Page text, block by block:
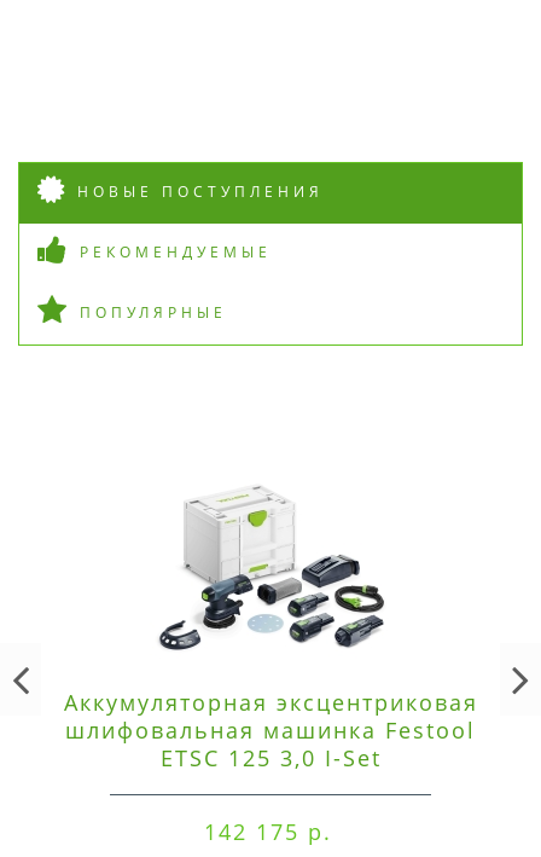
НОВЫЕ ПОСТУПЛЕНИЯ
РЕКОМЕНДУЕМЫЕ
ПОПУЛЯРНЫЕ
Аккумуляторная эксцентриковая
шлифовальная машинка Festool
ETSC 125 3,0 I-Set
142 175 р.